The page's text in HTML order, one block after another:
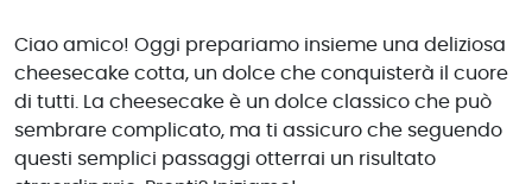
Ciao amico! Oggi prepariamo insieme una deliziosa
cheesecake cotta, un dolce che conquisterà il cuore
di tutti. La cheesecake è un dolce classico che può
sembrare complicato, ma ti assicuro che seguendo
questi semplici passaggi otterrai un risultato